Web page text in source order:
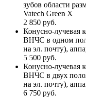
зубов области
Vatech Green X
2 850 руб.
Конусно-лучевая
ВНЧС в одном
на эл. почту),
5 500 руб.
Конусно-лучевая
ВНЧС в двух
на эл. почту),
6 750 руб.